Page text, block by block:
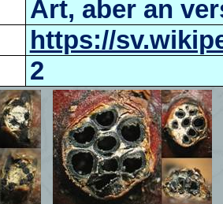
Art, aber an
https://
2